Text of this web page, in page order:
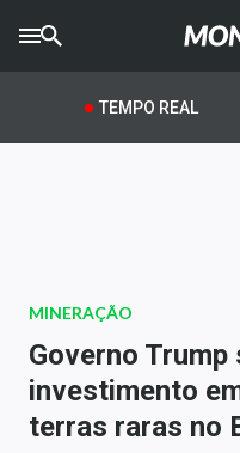
CRYPTOTIMES
AGROTIMES
Newsletters
Money Trader
Anuncie
TEMPO REAL
MINERAÇÃO
Governo Trump
investimento
terras raras no